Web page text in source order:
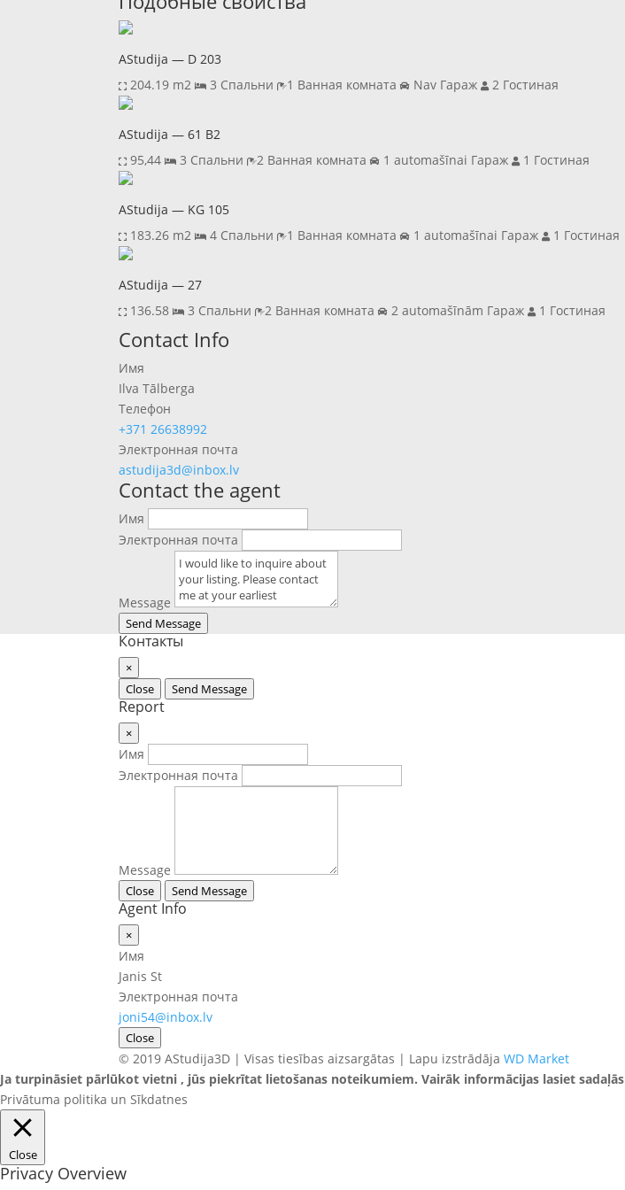
AStudija — D 203
204.19 m2
3 Спальни 1 Ванная комната Nav Гараж 2 Гостиная
AStudija — 61 B2
95,44
3 Спальни 2 Ванная комната 1 automašīnai Гараж 1 Гостиная
AStudija — KG 105
183.26 m2
4 Спальни 1 Ванная комната 1 automašīnai Гараж 1 Гостиная
AStudija — 27
136.58
3 Спальни 2 Ванная комната 2 automašīnām Гараж
1 Гостиная
Previous
Next
Contact Info
Имя
Ilva Tālberga
Телефон
+371 26638992
Электронная почта
astudija3d@inbox.lv
Contact the agent
Имя
Электронная почта
Message
Send Message
Контакты
×
Close
Send Message
Report
×
Имя
Электронная почта
Message
Close Send Message
Agent Info
×
Имя
Janis St
Электронная почта
joni54@inbox.lv
Close
© 2019 AStudija3D | Visas tiesības aizsargātas | Lapu izstrādājaWD Market
Ja turpināsiet pārlūkot vietni , jūs piekrītat lietošanas noteikumiem. Vairāk informācijas lasiet sadaļās
Privātuma politika un Sīkdatnes
Close
Privacy Overview